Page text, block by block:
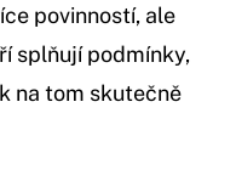
povinností, ale
splňují podmínky,
na tom skutečně